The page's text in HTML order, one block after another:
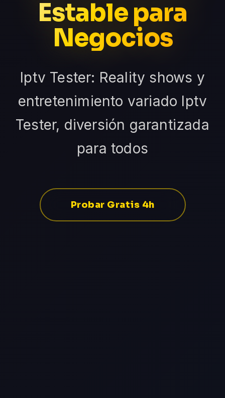
Estable para
Negocios
Iptv Tester: Reality shows y
entretenimiento variado Iptv
Tester, diversión garantizada
para todos
Probar Gratis 4h